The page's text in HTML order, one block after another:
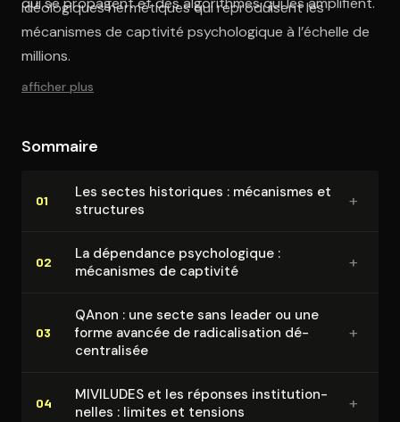
idéologiques hermétiques qui reproduisent les
mécanismes de captivité psychologique à l’échelle de
millions.
afficher plus
Sommaire
01
Les sectes historiques : mécanismes et
structures
+
02
La dépendance psy­cho­lo­gique :
mécanismes de captivité
+
03
QAnon : une secte sans leader ou une
forme avancée de ra­di­ca­li­sa­tion dé­
cen­tra­li­sée
+
04
MIVILUDES et les réponses ins­ti­tu­tion­
nelles : limites et tensions
+